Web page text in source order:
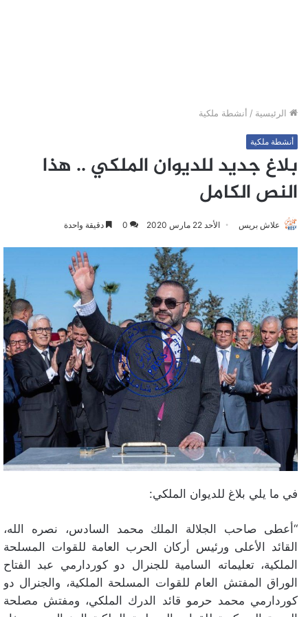
الرئيسية / أنشطة ملكية
أنشطة ملكية
بلاغ جديد للديوان الملكي .. هذا
النص الكامل
علاش بريس الأحد 22 مارس 2020 0 دقيقة واحدة
في ما يلي بلاغ للديوان الملكي:
“أعطى صاحب الجلالة الملك محمد السادس، نصره الله،
القائد الأعلى ورئيس أركان الحرب العامة للقوات المسلحة
الملكية، تعليماته السامية للجنرال دو كوردارمي عبد الفتاح
الوراق المفتش العام للقوات المسلحة الملكية، والجنرال دو
كوردارمي محمد حرمو قائد الدرك الملكي، ومفتش مصلحة